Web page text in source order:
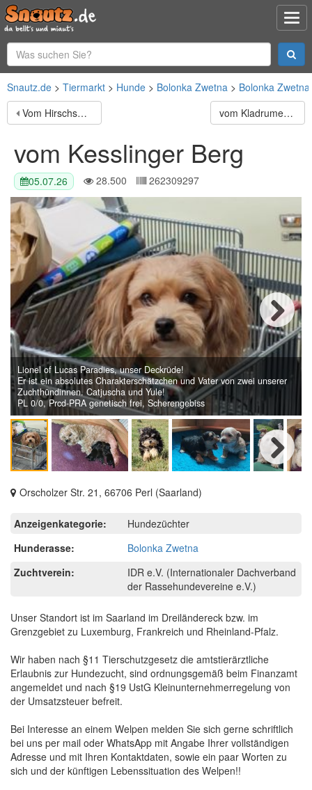
Snautz.de Tiermarkt Hunde Bolonka Zwetna
Bolonka
Vom Hirschsprung
vom Kladrumer Land
vom Kesslinger Berg
05.07.26 28.500 262309297
Lionel of Lucas Paradies, unser Deckrüde!
Er ist ein absolutes Charakterschätzchen und Vater von zwei unserer
Zuchthündinnen. Catjuscha und Yule!
PL 0/0, Prcd-PRA genetisch frei, Scherengebiss
Next
Next
Orscholzer Str. 21, 66706 Perl (Saarland)
Anzeigenkategorie:
Hundezüchter
Hunderasse:
Bolonka Zwetna
Zuchtverein:
IDR e.V. (Internationaler Dachverband
der Rassehundevereine e.V.)
Unser Standort ist im Saarland im Dreiländereck bzw. im
Grenzgebiet zu Luxemburg, Frankreich und Rheinland-Pfalz.
Wir haben nach §11 Tierschutzgesetz die amtstierärztliche
Erlaubnis zur Hundezucht, sind ordnungsgemäß beim Finanzamt
angemeldet und nach §19 UstG Kleinunternehmerregelung von
der Umsatzsteuer befreit.
Bei Interesse an einem Welpen melden Sie sich gerne schriftlich
bei uns per mail oder WhatsApp mit Angabe Ihrer vollständigen
Adresse und mit Ihren Kontaktdaten, sowie ein paar Worten zu
sich und der künftigen Lebenssituation des Welpen!!